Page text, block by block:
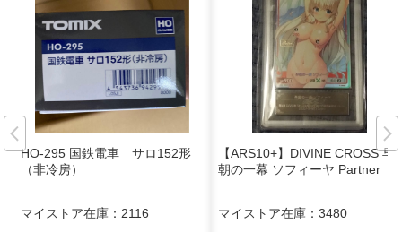
HO-295 国鉄電車 サロ152形
（非冷房）
マイストア在庫： 2116
【ARS10+】DIVINE CROSS 早
朝の一幕 ソフィーヤ Partner
マイストア在庫： 3480